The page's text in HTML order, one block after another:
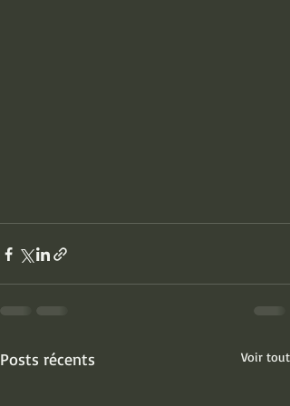
Posts récents Voir tout